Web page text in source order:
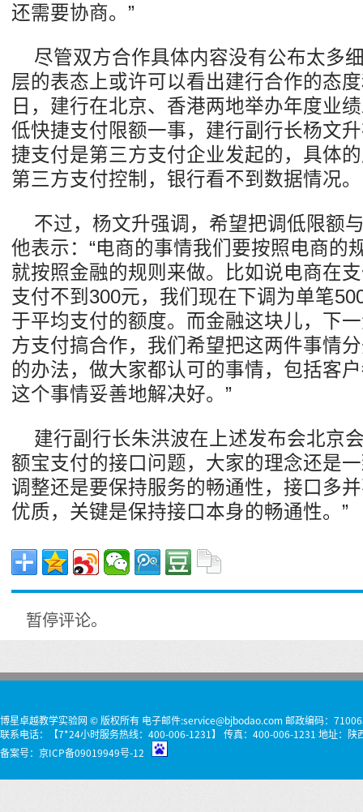
还需要协商。”
尽管双方合作具体内容没有公布太多
层的表态上或许可以看出建行合作的态
日，建行在北京、香港两地举办年度业
低快捷支付限额一事，建行副行长杨文
捷支付是第三方支付企业发起的，具体
第三方支付控制，银行看不到数据情况。
不过，杨文升强调，希望把调低限额
他表示：“电商的事情我们要按照电商的
就按照金融的规则来做。比如说电商在
支付不到300元，我们现在下调为单笔
于平均支付的额度。而金融这块儿，下
方支付搞合作，我们希望把这两件事情
的办法，做大家都认可的事情，包括客
这个事情妥善地解决好。”
建行副行长朱洪波在上述发布会北京
额宝支付的接口问题，大家的理念还是
调整还是要保持服务的畅通性，接口多
优质，关键是保持接口本身的畅通性。”
暂停评论。
博星卓越教学实验网 © 版权所有 电子邮件:service@bjbodao.com 邮政编码：
联系电话：【7*24小时服务热线：400-006-1231】 传真：400-006-1231 地址：陕
备案号： 京ICP备09019949号-12